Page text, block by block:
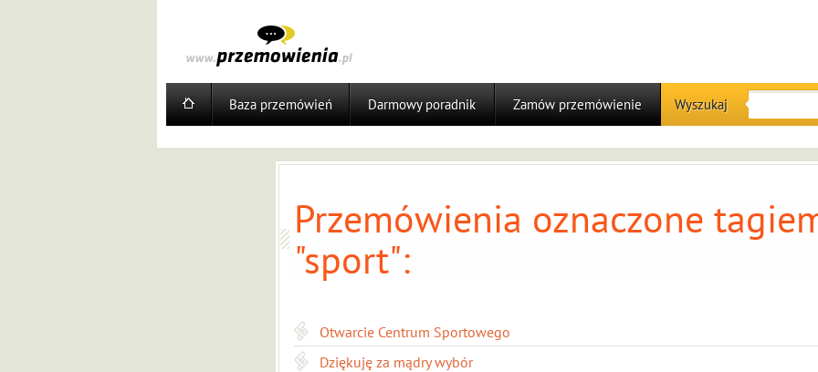
Baza przemówień Darmowy poradnik Zamów przemówienie Wyszukaj
Przemówienia oznaczone
"sport":
Otwarcie Centrum Sportowego
Dziękuję za mądry wybór